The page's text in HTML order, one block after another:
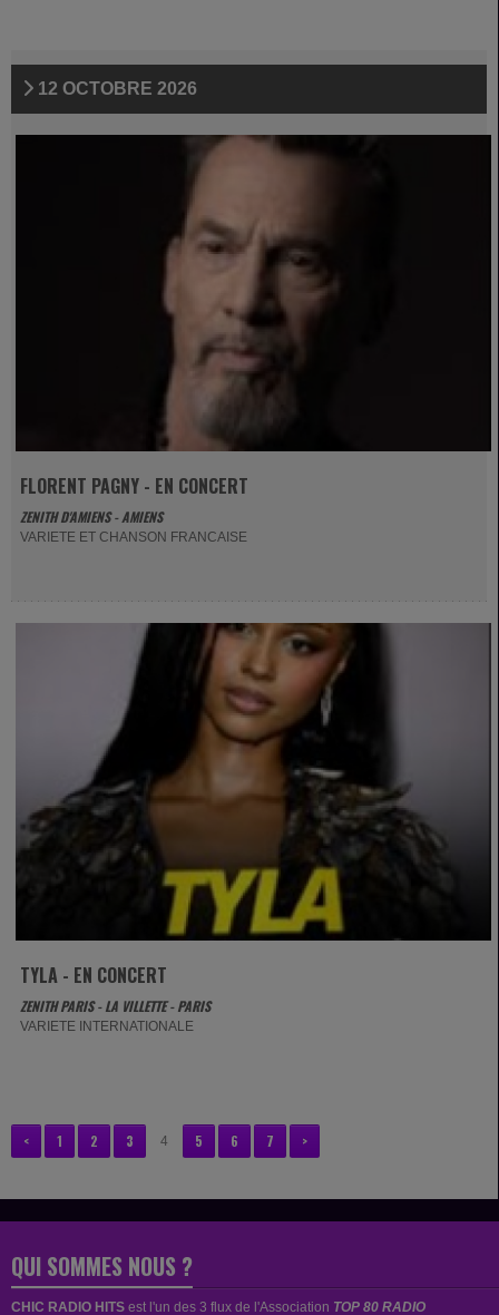
12 OCTOBRE 2026
FLORENT PAGNY - EN CONCERT
ZENITH D'AMIENS - AMIENS
VARIETE ET CHANSON FRANCAISE
TYLA - EN CONCERT
ZENITH PARIS - LA VILLETTE - PARIS
VARIETE INTERNATIONALE
< 1 2 3 4 5 6 7 >
QUI SOMMES NOUS ?
CHIC RADIO HITS est l'un des 3 flux de l'Association TOP 80 RADIO